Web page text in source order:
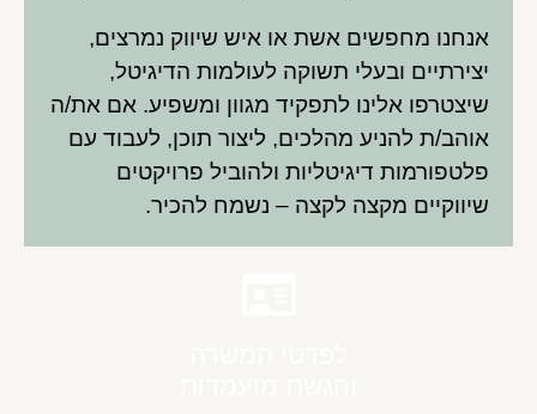
אנחנו מחפשים אשת או איש שיווק נמרצים,
יצירתיים ובעלי תשוקה לעולמות הדיגיטל,
שיצטרפו אלינו לתפקיד מגוון ומשפיע. אם את/ה
אוהב/ת להניע מהלכים, ליצור תוכן, לעבוד עם
פלטפורמות דיגיטליות ולהוביל פרויקטים
שיווקיים מקצה לקצה – נשמח להכיר.